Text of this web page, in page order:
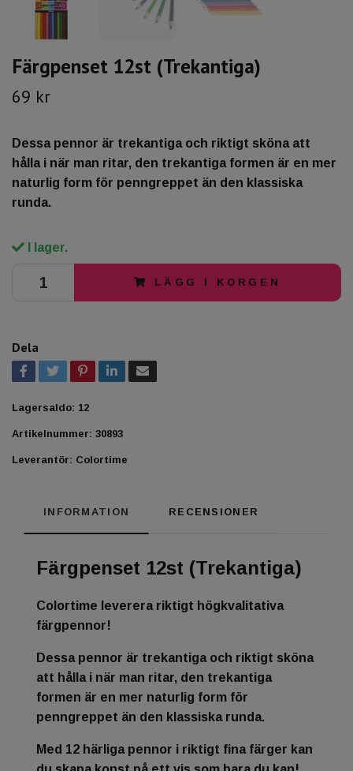
Färgpenset 12st (Trekantiga)
69 kr
Dessa pennor är trekantiga och riktigt sköna att
hålla i när man ritar, den trekantiga formen är en mer
naturlig form för penngreppet än den klassiska
runda.
I lager.
LÄGG I KORGEN
Dela
Lagersaldo: 12
Artikelnummer: 30893
Leverantör: Colortime
INFORMATION RECENSIONER
Färgpenset 12st (Trekantiga)
Colortime leverera riktigt högkvalitativa
färgpennor!
Dessa pennor är trekantiga och riktigt sköna
att hålla i när man ritar, den trekantiga
formen är en mer naturlig form för
penngreppet än den klassiska runda.
Med 12 härliga pennor i riktigt fina färger kan